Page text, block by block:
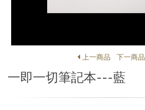
上一商品 下一商品
一即一切筆記本---藍